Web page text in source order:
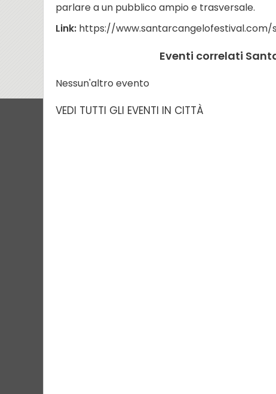
parlare a un pubblico ampio e trasversale.
Link: https://
Eventi correlati
Nessun'altro evento
VEDI TUTTI GLI EVENTI IN CITTÀ